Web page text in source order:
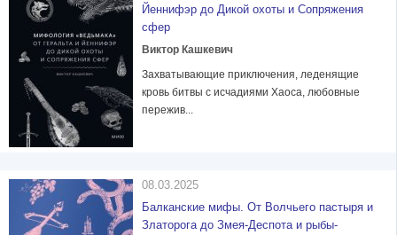
Йеннифэр до Дикой охоты и Сопряжения
сфер
Виктор Кашкевич
Захватывающие приключения, леденящие
кровь битвы с исчадиями Хаоса, любовные
пережив...
08.03.2025
Балканские мифы. От Волчьего пастыря и
Златорога до Змея-Деспота и рыбы-